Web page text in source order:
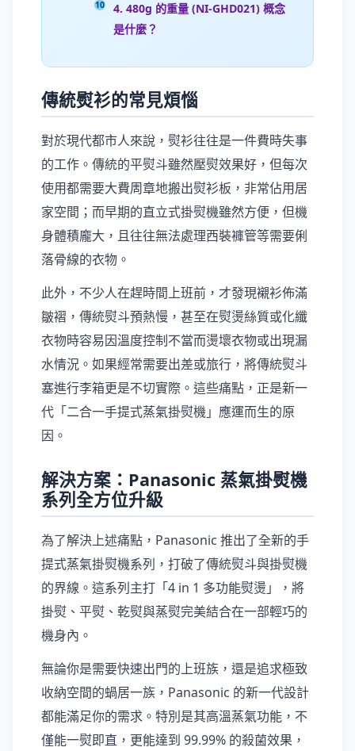
4. 480g 的重量 (NI-GHD021) 概念
是什麼？
傳統熨衫的常見煩惱
對於現代都市人來說，熨衫往往是一件費時失事
的工作。傳統的平熨斗雖然壓熨效果好，但每次
使用都需要大費周章地搬出熨衫板，非常佔用居
家空間；而早期的直立式掛熨機雖然方便，但機
身體積龐大，且往往無法處理西裝褲管等需要俐
落骨線的衣物。
此外，不少人在趕時間上班前，才發現襯衫佈滿
皺褶，傳統熨斗預熱慢，甚至在熨燙絲質或化纖
衣物時容易因溫度控制不當而燙壞衣物或出現漏
水情況。如果經常需要出差或旅行，將傳統熨斗
塞進行李箱更是不切實際。這些痛點，正是新一
代「二合一手提式蒸氣掛熨機」應運而生的原
因。
解決方案：Panasonic 蒸氣掛熨機
系列全方位升級
為了解決上述痛點，Panasonic 推出了全新的手
提式蒸氣掛熨機系列，打破了傳統熨斗與掛熨機
的界線。這系列主打「4 in 1 多功能熨燙」，將
掛熨、平熨、乾熨與蒸熨完美結合在一部輕巧的
機身內。
無論你是需要快速出門的上班族，還是追求極致
收納空間的蝸居一族，Panasonic 的新一代設計
都能滿足你的需求。特別是其高溫蒸氣功能，不
僅能一熨即直，更能達到 99.99% 的殺菌效果，